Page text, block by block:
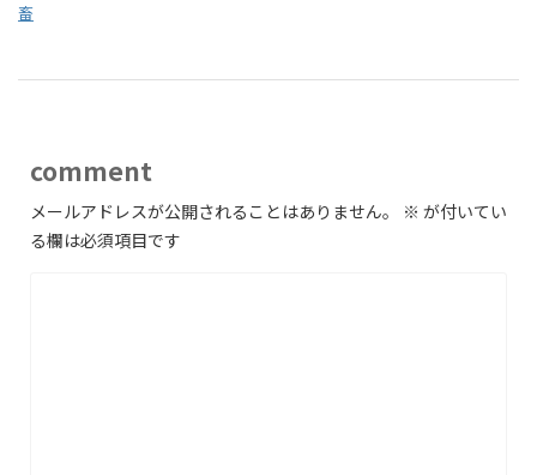
畜
comment
メールアドレスが公開されることはありません。 ※ が付いてい
る欄は必須項目です